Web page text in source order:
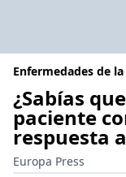
Enfermedades de la
¿Sabías
paciente
respuesta
Europa Press